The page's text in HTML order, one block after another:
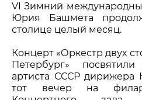
VI Зимний
Юрия Башмета
столице целый месяц.
Концерт «Оркестр двух
Петербург»
артиста СССР дирижера
тот вечер на